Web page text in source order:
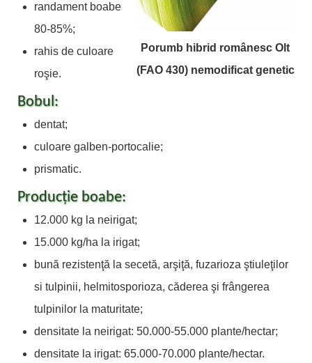
Porumb hibrid românesc Olt
(FAO 430) nemodificat genetic
randament boabe
80-85%;
rahis de culoare
roşie.
Bobul:
dentat;
culoare galben-portocalie;
prismatic.
Producţie boabe:
12.000 kg la neirigat;
15.000 kg/ha la irigat;
bună rezistenţă la secetă, arşiţă, fuzarioza ştiuleţilor
si tulpinii, helmitosporioza, căderea şi frângerea
tulpinilor la maturitate;
densitate la neirigat: 50.000-55.000 plante/hectar;
densitate la irigat: 65.000-70.000 plante/hectar.